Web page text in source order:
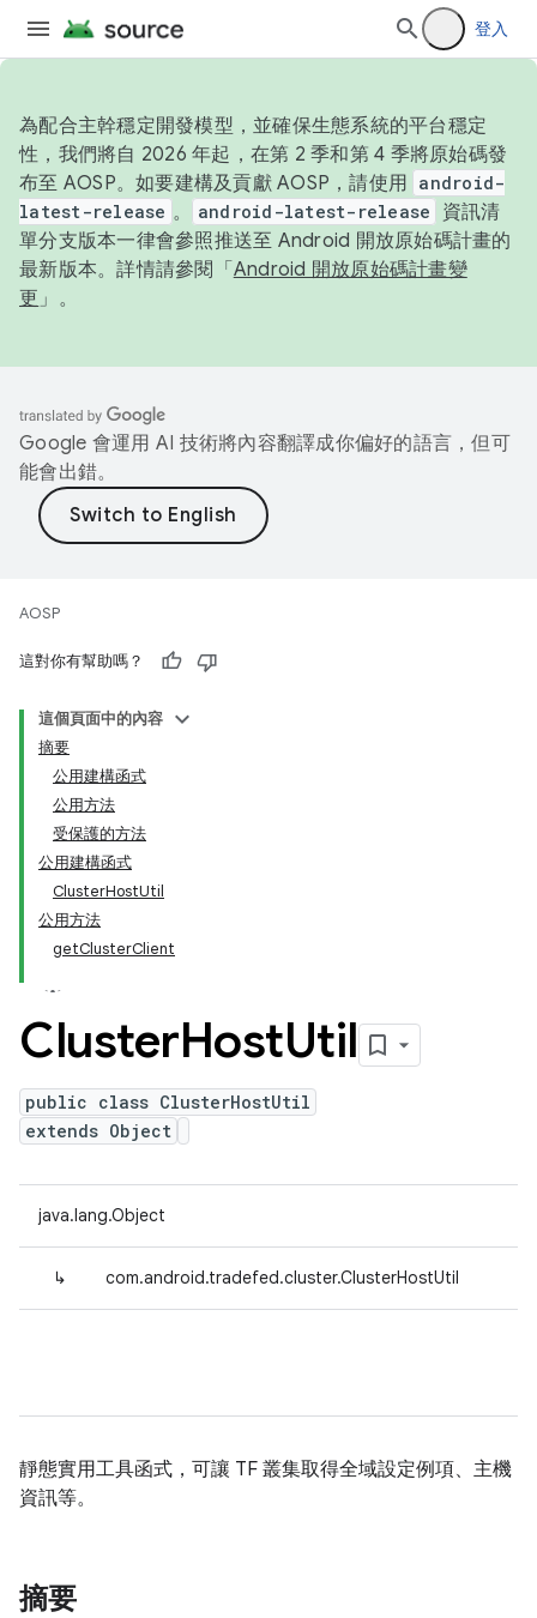
登入
為配合主幹穩定開發模型，並確保生態系統的平台穩定
性，我們將自 2026 年起，在第 2 季和第 4 季將原始碼發
布至 AOSP。如要建構及貢獻 AOSP，請使用 android-
latest-release 。 android-latest-release
資訊清
單分支版本一律會參照推送至 Android 開放原始碼計畫的
最新版本。詳情請參閱「 Android 開放原始碼計畫變
更 」。
Google 會運用 AI 技術將內容翻譯成你偏好的語言，但可
能會出錯。
AOSP
這對你有幫助嗎？
這個頁面中的內容
摘要
公用建構函式
公用方法
受保護的方法
公用建構函式
ClusterHostUtil
公用方法
getClusterClient
ClusterHostUtil
public class ClusterHostUtil
extends Object
java.lang.Object
↳ com.android.tradefed.cluster.ClusterHostUtil
靜態實用工具函式，可讓 TF 叢集取得全域設定例項、主機
資訊等。
摘要